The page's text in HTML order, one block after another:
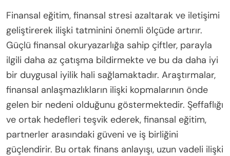
Finansal eğitim, finansal stresi azaltarak ve iletişimi
geliştirerek ilişki tatminini önemli ölçüde artırır.
Güçlü finansal okuryazarlığa sahip çiftler, parayla
ilgili daha az çatışma bildirmekte ve bu da daha iyi
bir duygusal iyilik hali sağlamaktadır. Araştırmalar,
finansal anlaşmazlıkların ilişki kopmalarının önde
gelen bir nedeni olduğunu göstermektedir. Şeffaflığı
ve ortak hedefleri teşvik ederek, finansal eğitim,
partnerler arasındaki güveni ve iş birliğini
güçlendirir. Bu ortak finans anlayışı, uzun vadeli ilişki